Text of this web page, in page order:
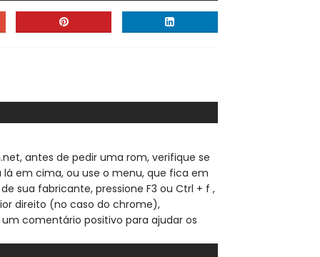
antes de pedir uma rom, verifique se
lá em cima, ou use o menu, que fica em
sua fabricante, pressione F3 ou Ctrl + f ,
direito (no caso do chrome),
comentário positivo para ajudar os